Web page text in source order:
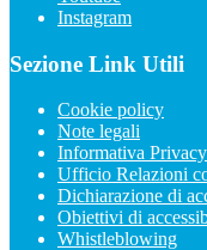
Instagram
Sezione Link Utili
Cookie policy
Note legali
Informativa Privacy
Ufficio Relazioni
Dichiarazione di
Obiettivi di
Whistleblowing